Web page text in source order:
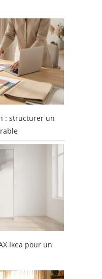
: structurer un
Ikea pour un